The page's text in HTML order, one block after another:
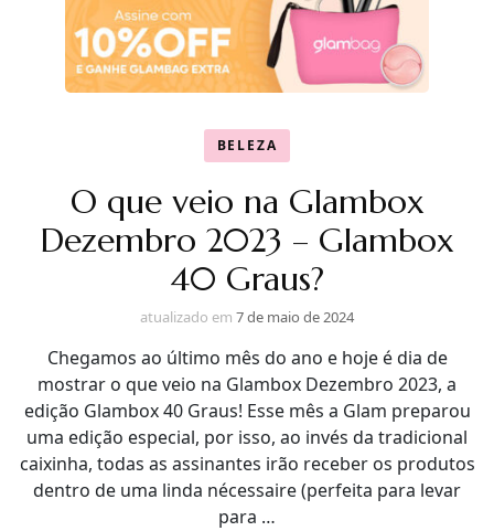
BELEZA
O que veio na Glambox
Dezembro 2023 – Glambox
40 Graus?
atualizado em 7 de maio de 2024
Chegamos ao último mês do ano e hoje é dia de
mostrar o que veio na Glambox Dezembro 2023, a
edição Glambox 40 Graus! Esse mês a Glam preparou
uma edição especial, por isso, ao invés da tradicional
caixinha, todas as assinantes irão receber os produtos
dentro de uma linda nécessaire (perfeita para levar
para …